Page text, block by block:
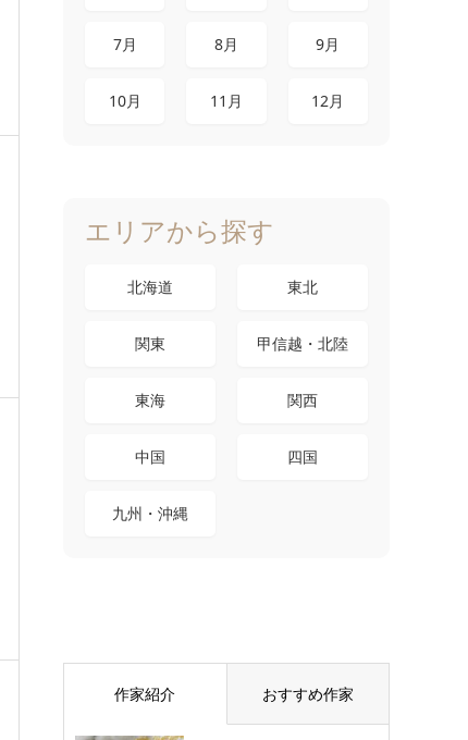
7月 8月 9月
10月 11月 12月
エリアから探す
北海道 東北
関東 甲信越・北陸
東海 関西
中国 四国
九州・沖縄
作家紹介 おすすめ作家